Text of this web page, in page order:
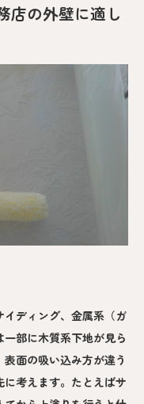
店の外壁に適し
ディング、金属系（ガ
部に木質系下地が見ら
面の吸い込み方が違う
考えます。たとえばサ